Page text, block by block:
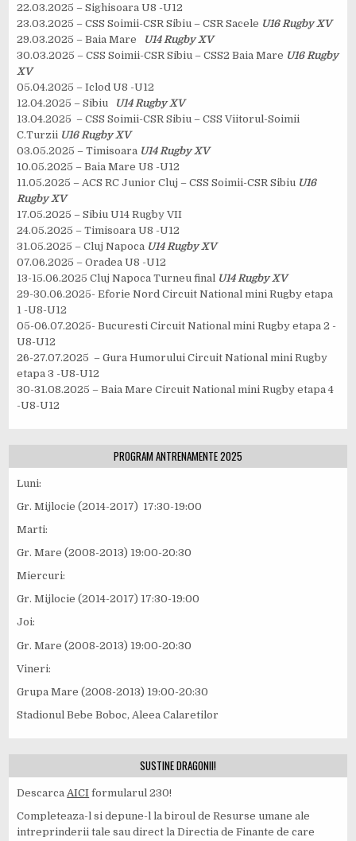
22.03.2025 – Sighisoara U8 -U12
23.03.2025 – CSS Soimii-CSR Sibiu – CSR Sacele U16 Rugby XV
29.03.2025 – Baia Mare
U14 Rugby XV
30.03.2025 – CSS Soimii-CSR Sibiu – CSS2 Baia Mare U16 Rugby
XV
05.04.2025 – Iclod U8 -U12
12.04.2025 – Sibiu
U14 Rugby XV
13.04.2025 – CSS Soimii-CSR Sibiu – CSS Viitorul-Soimii
C.Turzii U16 Rugby XV
03.05.2025 – Timisoara U14 Rugby XV
10.05.2025 – Baia Mare U8 -U12
11.05.2025 – ACS RC Junior Cluj – CSS Soimii-CSR Sibiu U16
Rugby XV
17.05.2025 – Sibiu U14 Rugby VII
24.05.2025 – Timisoara U8 -U12
31.05.2025 – Cluj Napoca U14 Rugby XV
07.06.2025 – Oradea U8 -U12
13-15.06.2025 Cluj Napoca Turneu final U14 Rugby XV
29-30.06.2025- Eforie Nord Circuit National mini Rugby etapa
1 -U8-U12
05-06.07.2025- Bucuresti Circuit National mini Rugby etapa 2 -
U8-U12
26-27.07.2025 – Gura Humorului Circuit National mini Rugby
etapa 3 -U8-U12
30-31.08.2025 – Baia Mare Circuit National mini Rugby etapa 4
-U8-U12
PROGRAM ANTRENAMENTE 2025
Luni:
Gr. Mijlocie (2014-2017) 17:30-19:00
Marti:
Gr. Mare (2008-2013) 19:00-20:30
Miercuri:
Gr. Mijlocie (2014-2017) 17:30-19:00
Joi:
Gr. Mare (2008-2013) 19:00-20:30
Vineri:
Grupa Mare (2008-2013) 19:00-20:30
Stadionul Bebe Boboc, Aleea Calaretilor
SUSTINE DRAGONII!
Descarca AICI formularul 230!
Completeaza-l si depune-l la biroul de Resurse umane ale
intreprinderii tale sau direct la Directia de Finante de care